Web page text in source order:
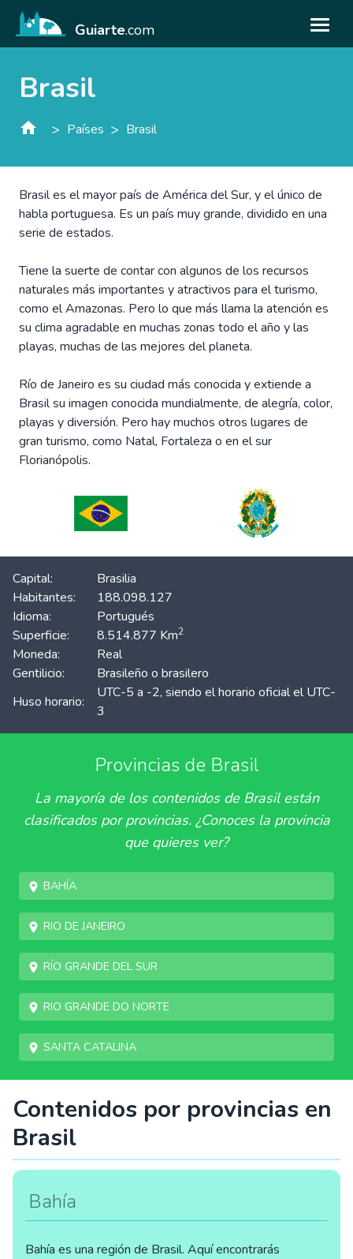
Guiarte.com
Brasil
> Países > Brasil
Brasil es el mayor país de América del Sur, y el único de
habla portuguesa. Es un país muy grande, dividido en una
serie de estados.
Tiene la suerte de contar con algunos de los recursos
naturales más importantes y atractivos para el turismo,
como el Amazonas. Pero lo que más llama la atención es
su clima agradable en muchas zonas todo el año y las
playas, muchas de las mejores del planeta.
Río de Janeiro es su ciudad más conocida y extiende a
Brasil su imagen conocida mundialmente, de alegría, color,
playas y diversión. Pero hay muchos otros lugares de
gran turismo, como Natal, Fortaleza o en el sur
Florianópolis.
Capital:
Brasilia
Habitantes:
188.098.127
Idioma:
Portugués
Superficie:
8.514.877 Km2
Moneda:
Real
Gentilicio:
Brasileño o brasilero
Huso horario:
UTC-5 a -2, siendo el horario oficial el UTC-
3
Provincias de Brasil
La mayoría de los contenidos de Brasil están
clasificados por provincias. ¿Conoces la provincia
que quieres ver?
Bahía
Rio de Janeiro
Río Grande del Sur
Rio Grande do Norte
Santa Catalina
Contenidos por provincias en
Brasil
Bahía
Bahía es una región de Brasil. Aquí encontrarás